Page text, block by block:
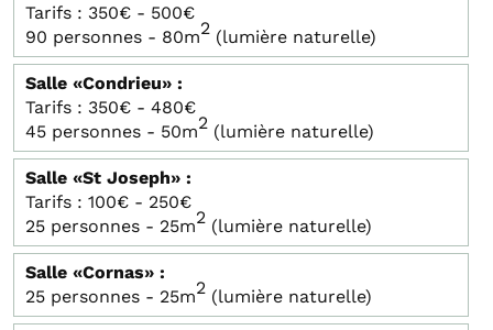
Tarifs : 350€ - 500€
90 personnes - 80m2 (lumière naturelle)
Salle «Condrieu» :
Tarifs : 350€ - 480€
45 personnes - 50m2 (lumière naturelle)
Salle «St Joseph» :
Tarifs : 100€ - 250€
25 personnes - 25m2 (lumière naturelle)
Salle «Cornas» :
25 personnes - 25m2 (lumière naturelle)